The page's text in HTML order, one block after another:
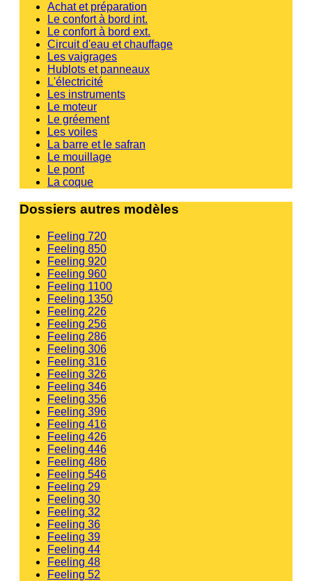
Achat et préparation
Le confort à bord int.
Le confort à bord ext.
Circuit d'eau et chauffage
Les vaigrages
Hublots et panneaux
L'électricité
Les instruments
Le moteur
Le gréement
Les voiles
La barre et le safran
Le mouillage
Le pont
La coque
Dossiers autres modèles
Feeling 720
Feeling 850
Feeling 920
Feeling 960
Feeling 1100
Feeling 1350
Feeling 226
Feeling 256
Feeling 286
Feeling 306
Feeling 316
Feeling 326
Feeling 346
Feeling 356
Feeling 396
Feeling 416
Feeling 426
Feeling 446
Feeling 486
Feeling 546
Feeling 29
Feeling 30
Feeling 32
Feeling 36
Feeling 39
Feeling 44
Feeling 48
Feeling 52